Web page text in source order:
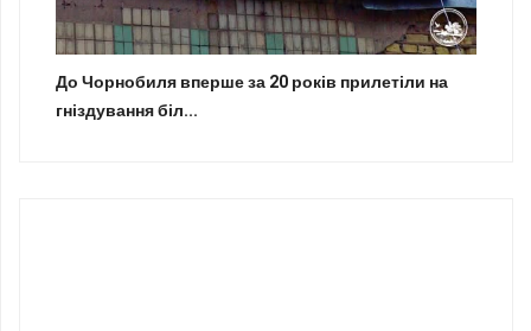
До Чорнобиля вперше за 20 років прилетіли на
гніздування біл...